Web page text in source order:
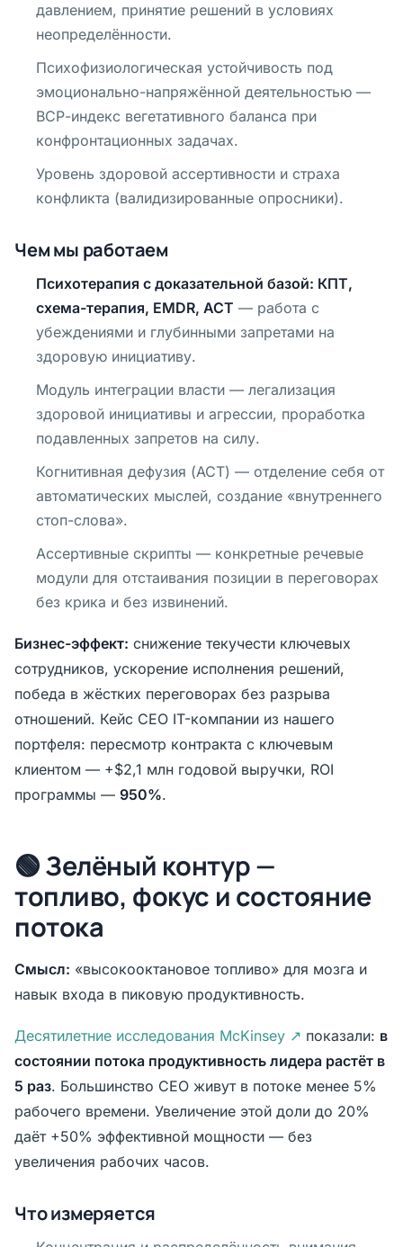
давлением, принятие решений в условиях
неопределённости.
Психофизиологическая устойчивость под
эмоционально-напряжённой деятельностью —
ВСР-индекс вегетативного баланса при
конфронтационных задачах.
Уровень здоровой ассертивности и страха
конфликта (валидизированные опросники).
Чем мы работаем
Психотерапия с доказательной базой: КПТ,
схема-терапия, EMDR, ACT — работа с
убеждениями и глубинными запретами на
здоровую инициативу.
Модуль интеграции власти — легализация
здоровой инициативы и агрессии, проработка
подавленных запретов на силу.
Когнитивная дефузия (ACT) — отделение себя от
автоматических мыслей, создание «внутреннего
стоп-слова».
Ассертивные скрипты — конкретные речевые
модули для отстаивания позиции в переговорах
без крика и без извинений.
Бизнес-эффект: снижение текучести ключевых
сотрудников, ускорение исполнения решений,
победа в жёстких переговорах без разрыва
отношений. Кейс CEO IT-компании из нашего
портфеля: пересмотр контракта с ключевым
клиентом — +$2,1 млн годовой выручки, ROI
программы — 950%.
🟢 Зелёный контур —
топливо, фокус и состояние
потока
Смысл: «высокооктановое топливо» для мозга и
навык входа в пиковую продуктивность.
Десятилетние исследования McKinsey ↗ показали: в
состоянии потока продуктивность лидера растёт в
5 раз. Большинство CEO живут в потоке менее 5%
рабочего времени. Увеличение этой доли до 20%
даёт +50% эффективной мощности — без
увеличения рабочих часов.
Что измеряется